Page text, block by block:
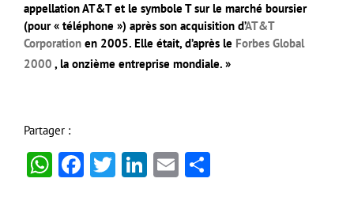
appellation AT&T et le symbole T sur le marché boursier
(pour « téléphone ») après son acquisition d’AT&T
Corporation en 2005. Elle était, d’après le Forbes Global
2000 , la onzième entreprise mondiale. »
Partager :
WhatsApp
Facebook
Twitter
LinkedIn
Email